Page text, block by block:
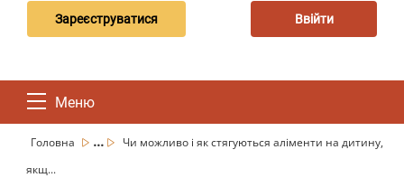
Зареєструватися Ввійти
Меню
Головна ...
Чи можливо і як стягуються аліменти на дитину,
якщ...